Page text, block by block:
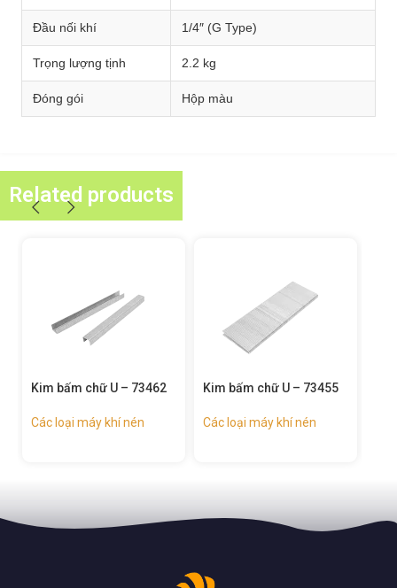
Đầu nối khí 1/4″ (G Type)
Trọng lượng tịnh 2.2 kg
Đóng gói Hộp màu
Related products
Kim bấm chữ U – 73455
Các loại máy khí nén
Đinh thẳng – 73443
Các loại máy khí nén